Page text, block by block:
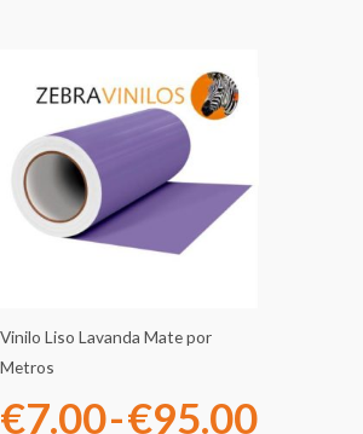
Vinilo Liso Lavanda Mate por
Metros
€7.00-€95.00€95.00